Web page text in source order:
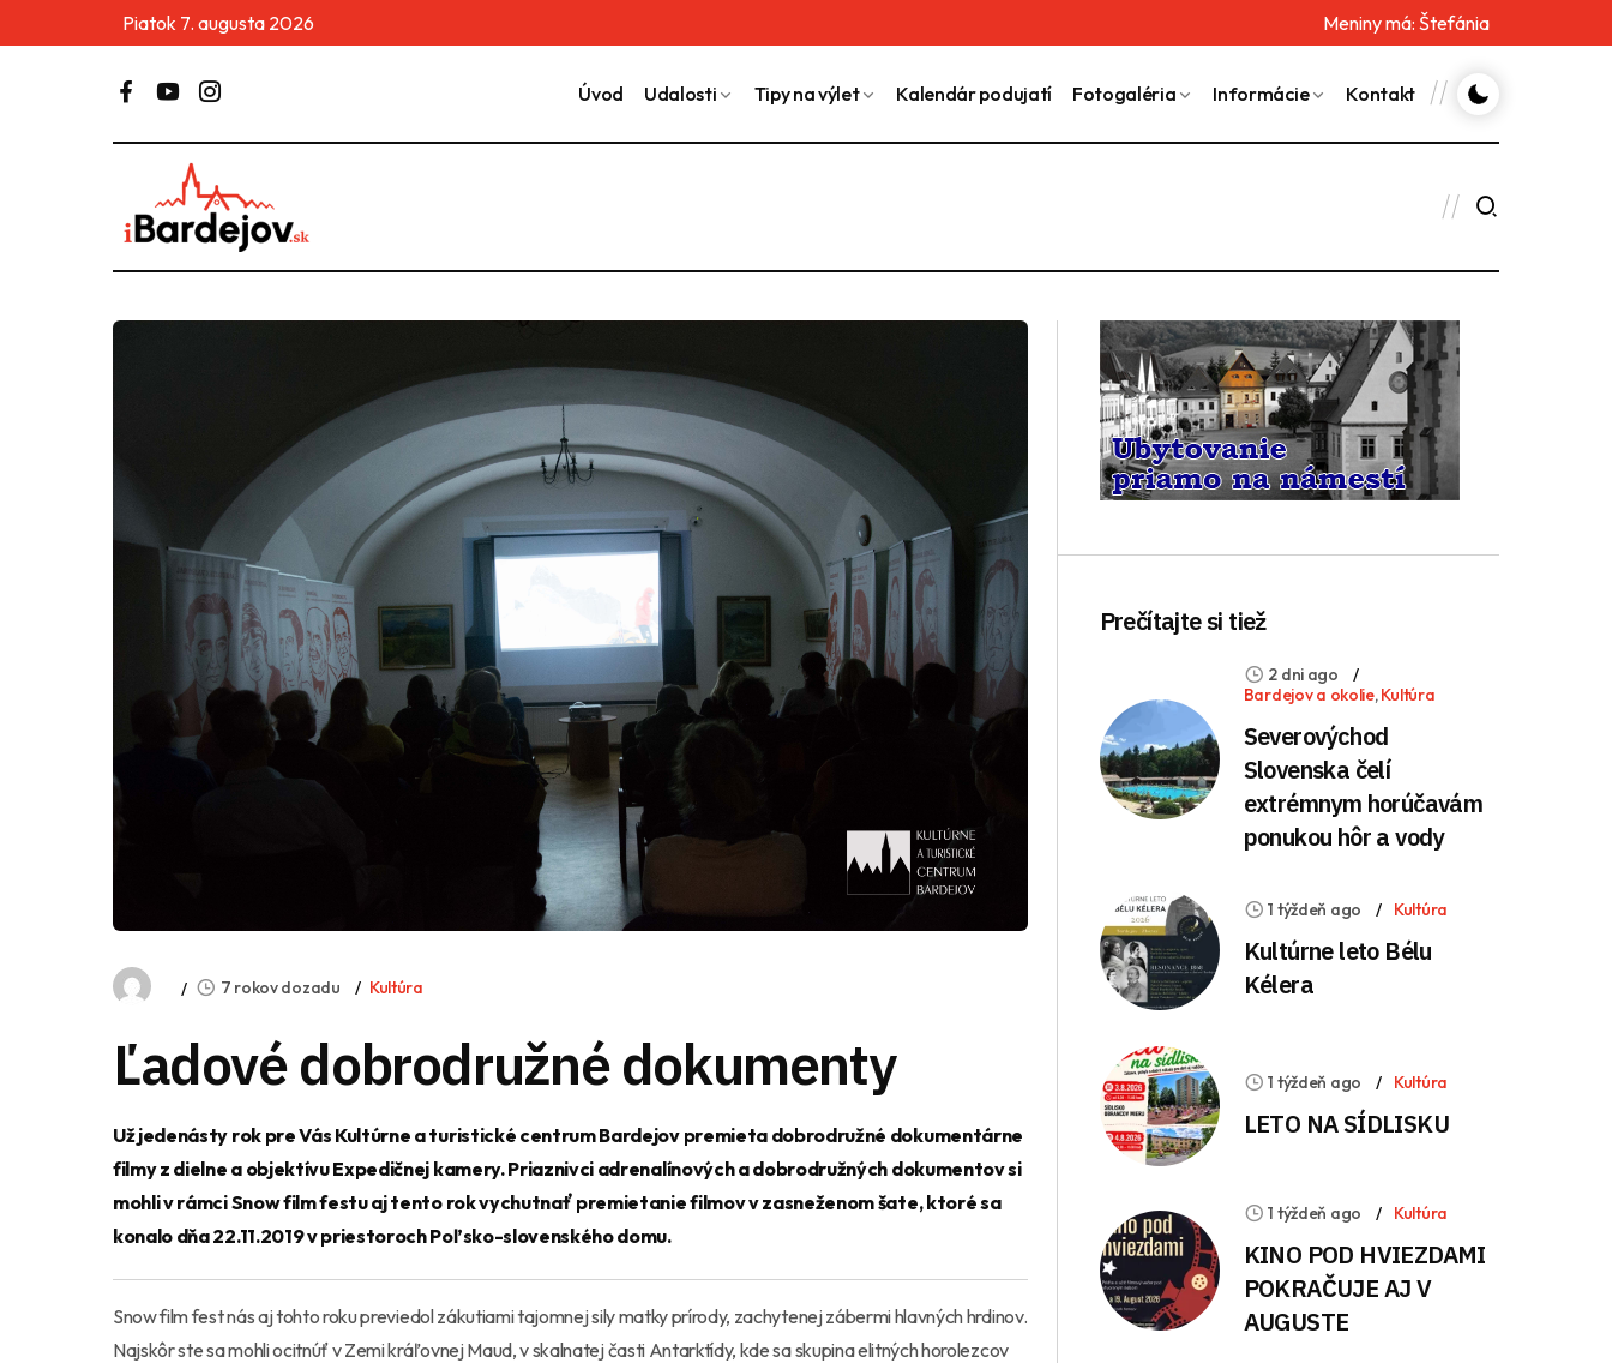
Piatok 7. augusta 2026 Meniny má: Štefánia
Úvod Udalosti Tipy na výlet Kalendár podujatí Fotogaléria Informácie Kontakt
7 rokov dozadu Kultúra
Ľadové dobrodružné dokumenty
Už jedenásty rok pre Vás Kultúrne a turistické centrum Bardejov premieta dobrodružné dokumentárne
filmy z dielne a objektívu Expedičnej kamery. Priaznivci adrenalínových a dobrodružných dokumentov si
mohli v rámci Snow film festu aj tento rok vychutnať premietanie filmov v zasneženom šate, ktoré sa
konalo dňa 22.11.2019 v priestoroch Poľsko-slovenského domu.
Snow film fest nás aj tohto roku previedol zákutiami tajomnej sily matky prírody, zachytenej zábermi hlavných hrdinov.
Najskôr ste sa mohli ocitnúť v Zemi kráľovnej Maud, v skalnatej časti Antarktídy, kde sa skupina elitných horolezcov
Prečítajte si tiež
2 dni ago
Bardejov a okolie,Kultúra
Severovýchod
Slovenska čelí
extrémnym horúčavám
ponukou hôr a vody
1 týždeň ago Kultúra
Kultúrne leto Bélu
Kélera
1 týždeň ago Kultúra
LETO NA SÍDLISKU
1 týždeň ago Kultúra
KINO POD HVIEZDAMI
POKRAČUJE AJ V
AUGUSTE